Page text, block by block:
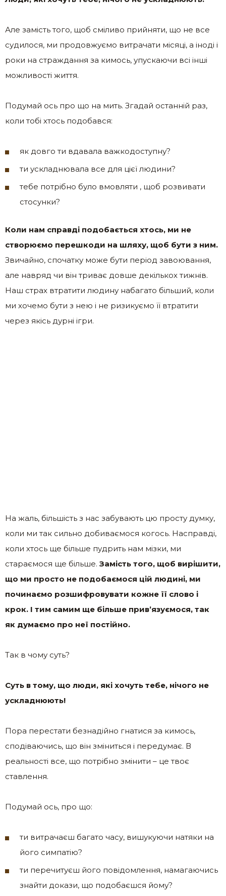
Але замість того, щоб сміливо прийняти, що не все
судилося, ми продовжуємо витрачати місяці, а іноді і
роки на страждання за кимось, упускаючи всі інші
можливості життя.
Подумай ось про що на мить. Згадай останній раз,
коли тобі хтось подобався:
як довго ти вдавала важкодоступну?
ти ускладнювала все для цієї людини?
тебе потрібно було вмовляти , щоб розвивати
стосунки?
Коли нам справді подобається хтось, ми не
створюємо перешкоди на шляху, щоб бути з ним.
Звичайно, спочатку може бути період завоювання,
але навряд чи він триває довше декількох тижнів.
Наш страх втратити людину набагато більший, коли
ми хочемо бути з нею і не ризикуємо її втратити
через якісь дурні ігри.
На жаль, більшість з нас забувають цю просту думку,
коли ми так сильно добиваємося когось. Насправді,
коли хтось ще більше пудрить нам мізки, ми
стараємося ще більше. Замість того, щоб вирішити,
що ми просто не подобаємося цій людині, ми
починаємо розшифровувати кожне її слово і
крок. І тим самим ще більше прив’язуємося, так
як думаємо про неї постійно.
Так в чому суть?
Суть в тому, що люди, які хочуть тебе, нічого не
ускладнюють!
Пора перестати безнадійно гнатися за кимось,
сподіваючись, що він зміниться і передумає. В
реальності все, що потрібно змінити – це твоє
ставлення.
Подумай ось, про що:
ти витрачаєш багато часу, вишукуючи натяки на
його симпатію?
ти перечитуєш його повідомлення, намагаючись
знайти докази, що подобаєшся йому?